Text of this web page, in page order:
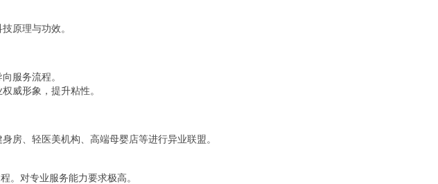
原理与功效。
服务流程。
威形象，提升粘性。
房、轻医美机构、高端母婴店等进行异业联盟。
。对专业服务能力要求极高。